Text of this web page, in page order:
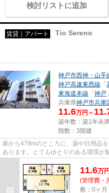
検討リストに追加
賃貸｜アパート Tio Sereno
神戸市西神・山手
神戸高速東西線 「
東海道本線 「 神戸
兵庫県神戸市兵庫
11.6万円～
築年数：築1年未
階数：3階建
家から478mのところに、薬や日用品
あります。とてもゆとりのある環境が
11.6万円
(管理費・
敷：0ヶ月